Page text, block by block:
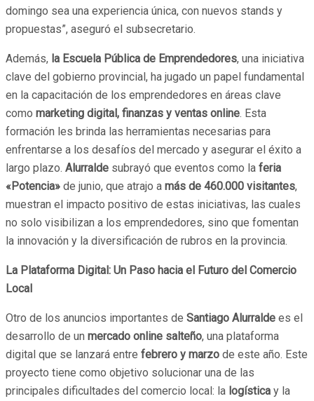
domingo sea una experiencia única, con nuevos stands y
propuestas”, aseguró el subsecretario.
Además, la Escuela Pública de Emprendedores, una iniciativa
clave del gobierno provincial, ha jugado un papel fundamental
en la capacitación de los emprendedores en áreas clave
como marketing digital, finanzas y ventas online. Esta
formación les brinda las herramientas necesarias para
enfrentarse a los desafíos del mercado y asegurar el éxito a
largo plazo. Alurralde subrayó que eventos como la feria
«Potencia» de junio, que atrajo a más de 460.000 visitantes,
muestran el impacto positivo de estas iniciativas, las cuales
no solo visibilizan a los emprendedores, sino que fomentan
la innovación y la diversificación de rubros en la provincia.
La Plataforma Digital: Un Paso hacia el Futuro del Comercio
Local
Otro de los anuncios importantes de Santiago Alurralde es el
desarrollo de un mercado online salteño, una plataforma
digital que se lanzará entre febrero y marzo de este año. Este
proyecto tiene como objetivo solucionar una de las
principales dificultades del comercio local: la logística y la